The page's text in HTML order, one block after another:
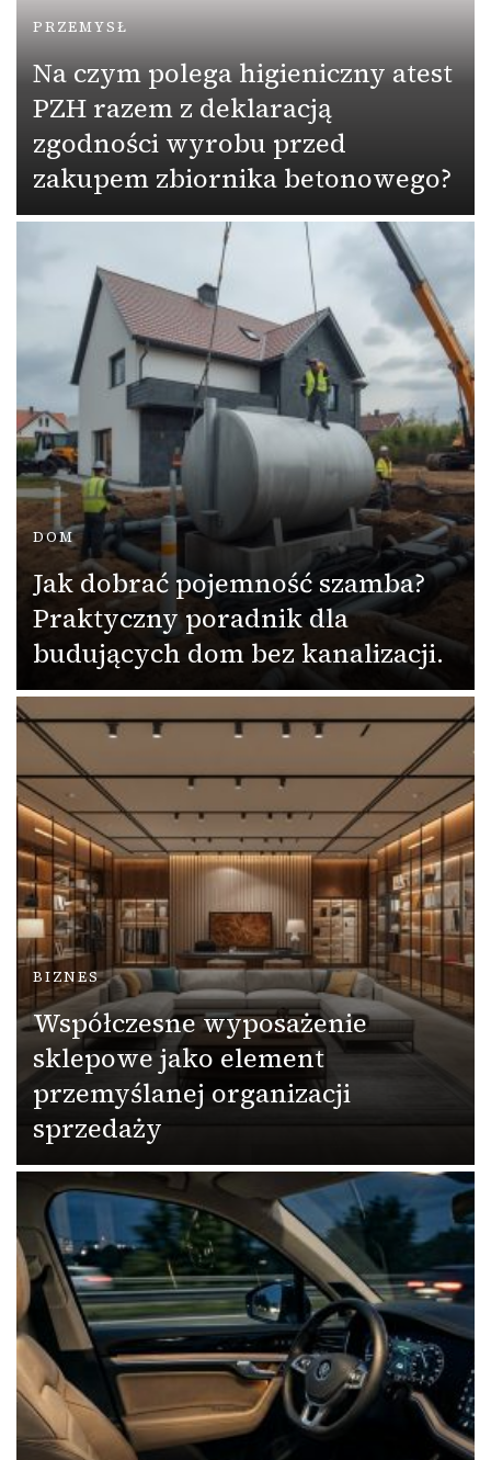
PRZEMYSŁ
Na czym polega higieniczny atest
PZH razem z deklaracją
zgodności wyrobu przed
zakupem zbiornika betonowego?
DOM
Jak dobrać pojemność szamba?
Praktyczny poradnik dla
budujących dom bez kanalizacji.
BIZNES
Współczesne wyposażenie
sklepowe jako element
przemyślanej organizacji
sprzedaży